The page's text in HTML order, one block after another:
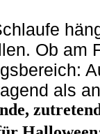
Ob am
als